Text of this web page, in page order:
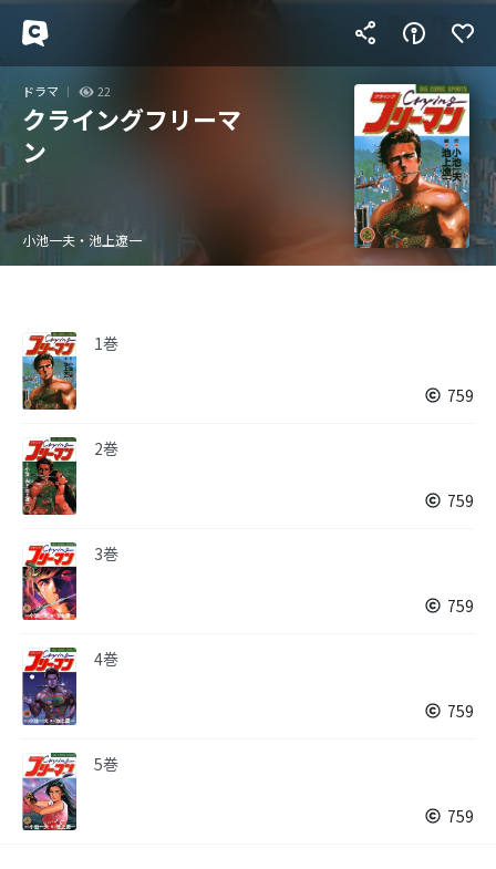
ドラマ 22
クライングフリーマ
ン
小池一夫・池上遼一
1巻
759
2巻
759
3巻
759
4巻
759
5巻
759